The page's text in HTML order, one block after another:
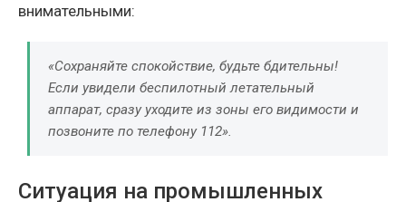
внимательными:
«Сохраняйте спокойствие, будьте бдительны!
Если увидели беспилотный летательный
аппарат, сразу уходите из зоны его видимости и
позвоните по телефону 112».
Ситуация на промышленных